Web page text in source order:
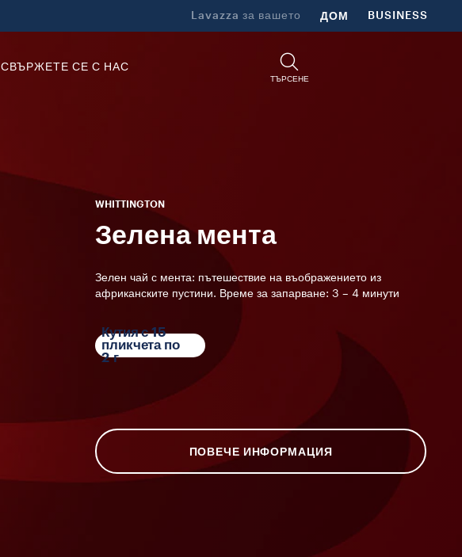
Lavazza за вашето ДОМ BUSINESS
СВЪРЖЕТЕ СЕ С НАС
ТЪРСЕНЕ
WHITTINGTON
Зелена мента
Зелен чай с мента: пътешествие на въображението из
африканските пустини. Време за запарване: 3 – 4 минути
Кутия с 15
пликчета по
2 г
ПОВЕЧЕ ИНФОРМАЦИЯ